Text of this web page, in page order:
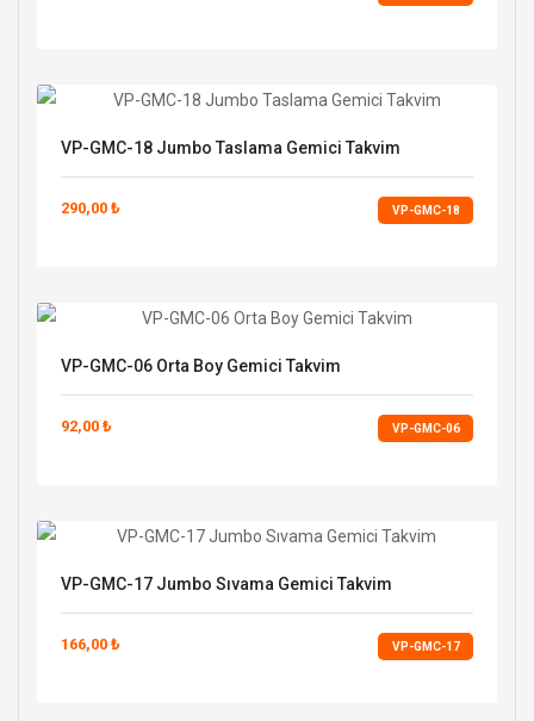
VP-GMC-18 Jumbo Taslama Gemici Takvim
290,00 ₺ VP-GMC-18
VP-GMC-06 Orta Boy Gemici Takvim
92,00 ₺ VP-GMC-06
VP-GMC-17 Jumbo Sıvama Gemici Takvim
166,00 ₺ VP-GMC-17